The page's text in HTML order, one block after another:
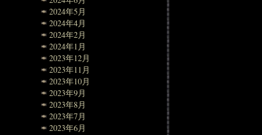
2024年5月
2024年4月
2024年2月
2024年1月
2023年12月
2023年11月
2023年10月
2023年9月
2023年8月
2023年7月
2023年6月